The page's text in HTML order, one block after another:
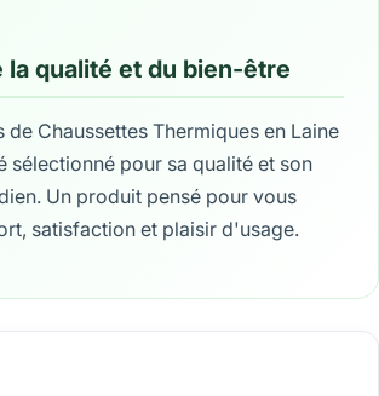
la qualité et du bien-être
de Chaussettes Thermiques en Laine
sélectionné pour sa qualité et son
Un produit pensé pour vous
satisfaction et plaisir d'usage.